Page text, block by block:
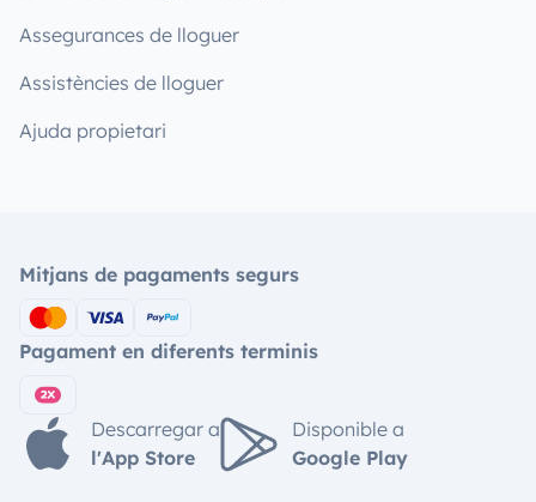
Assegurances de lloguer
Assistències de lloguer
Ajuda propietari
Mitjans de pagaments segurs
Pagament en diferents terminis
Descarregar a
l'App Store
Disponible a
Google Play